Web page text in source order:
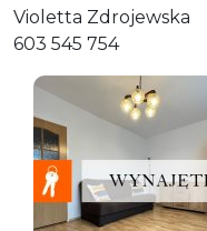
Violetta Zdrojewska
603 545 754